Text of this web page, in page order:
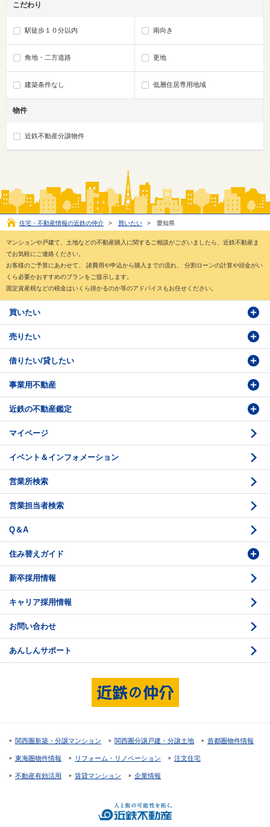
こだわり
駅徒歩１０分以内 南向き
角地・二方道路 更地
建築条件なし 低層住居専用地域
物件
近鉄不動産分譲物件
住宅・不動産情報の近鉄の仲介 > 買いたい > 愛知県
マンションや戸建て、土地などの不動産購入に関するご相談がございましたら、近鉄不動産ま
でお気軽にご連絡ください。
お客様のご予算にあわせて、 諸費用や申込から購入までの流れ、 分割ローンの計算や頭金がい
くら必要かおすすめのプランをご提示します。
固定資産税などの税金はいくら掛かるのか等のアドバイスもお任せください。
買いたい
物件検索
物件番号検索
投資・事業用検索
購入のお問い合わせ
売りたい
価格査定依頼
売却相談
借りたい/貸したい
賃貸物件検索
学園前賃貸センター
賃貸借のお問い合わせ
事業用不動産
購入・売却の流れ
収益不動産の取扱
底地の資産性
相続と不動産
不動産投資のQ＆A
法人営業センター紹介
近鉄の不動産鑑定
時価評価支援
鑑定評価ご相談例
鑑定評価の流れ
お問い合わせ・ご相談
鑑定センター紹介
マイページ
イベント＆インフォメーション
営業所検索
営業担当者検索
Q＆A
住み替えガイド
価格査定
媒介契約
売却活動
売却諸費用
住宅ローンの種類
返済計画
購入のスケジュール
物件資料の読み方 1
物件資料の読み方 2
現地見学のポイント
決済と引渡し 2
新卒採用情報
キャリア採用情報
お問い合わせ
あんしんサポート
関西圏新築・分譲マンション 関西圏分譲戸建・分譲土地 首都圏物件情報
東海圏物件情報 リフォーム・リノベーション 注文住宅
不動産有効活用 賃貸マンション 企業情報